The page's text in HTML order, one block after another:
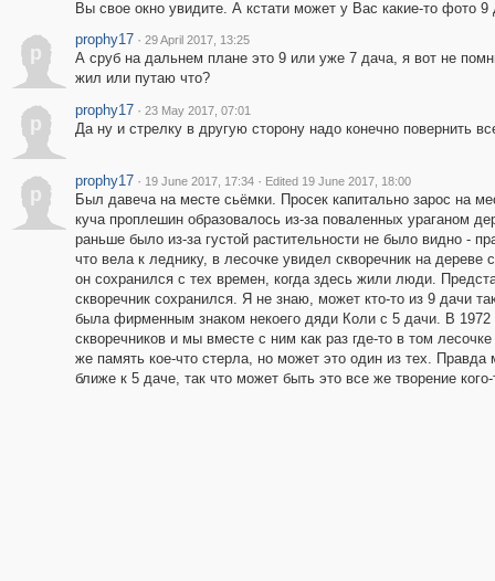
Вы свое окно увидите. А кстати может у Вас какие-то фото 9
p
prophy17 · 29 April 2017, 13:25
А сруб на дальнем плане это 9 или уже 7 дача, я вот не
жил или путаю что?
p
prophy17 · 23 May 2017, 07:01
Да ну и стрелку в другую сторону надо конечно повернить
p
prophy17 · 19 June 2017, 17:34 · Edited 19 June 2017, 18:00
Был давеча на месте сьёмки. Просек капитально зарос на
куча проплешин образовалось из-за поваленных ураганом
раньше было из-за густой растительности не было видно -
что вела к леднику, в лесочке увидел скворечник на
он сохранился с тех времен, когда здесь жили люди.
скворечник сохранился. Я не знаю, может кто-то из 9 дачи
была фирменным знаком некоего дяди Коли с 5 дачи. В 1972
скворечников и мы вместе с ним как раз где-то в том
же память кое-что стерла, но может это один из тех.
ближе к 5 даче, так что может быть это все же творение